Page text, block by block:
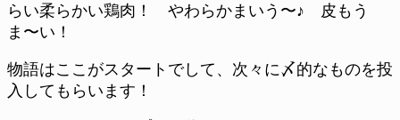
らい柔らかい鶏肉！ やわらかまいう〜♪ 皮もう
ま〜い！
物語はここがスタートでして、次々に〆的なものを投
入してもらいます！